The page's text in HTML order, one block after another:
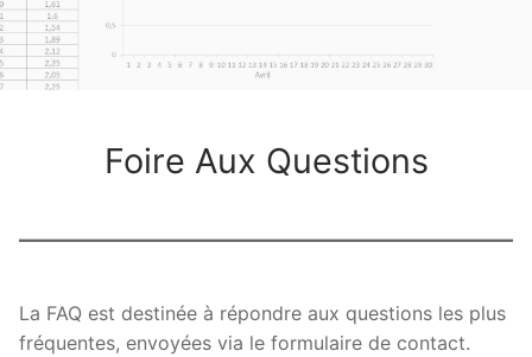
Foire Aux Questions
La FAQ est destinée à répondre aux questions les plus
fréquentes, envoyées via le formulaire de contact.